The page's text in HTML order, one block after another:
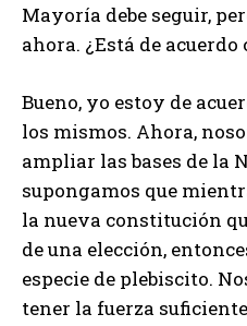
Mayoría debe seguir,
ahora. ¿Está de acuerdo
Bueno, yo estoy de
los mismos. Ahora,
ampliar las bases de la
supongamos que
la nueva constitución
de una elección,
especie de plebiscito.
tener la fuerza